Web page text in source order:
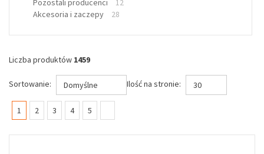
Pozostali producenci
12
Akcesoria i zaczepy
28
Liczba produktów 1459
Sortowanie: Domyślne Ilość na stronie: 30
1 (current)
2 3 4 5